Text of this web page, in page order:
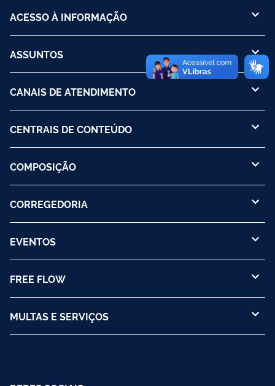
ACESSO À INFORMAÇÃO
ASSUNTOS
CANAIS DE ATENDIMENTO
CENTRAIS DE CONTEÚDO
COMPOSIÇÃO
CORREGEDORIA
EVENTOS
FREE FLOW
MULTAS E SERVIÇOS